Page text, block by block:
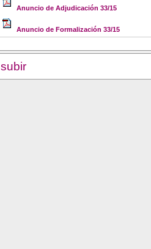
Anuncio de Adjudicación 33/15
Anuncio de Formalización 33/15
subir